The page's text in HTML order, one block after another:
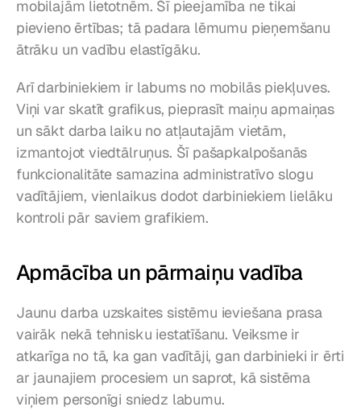
mobilajām lietotnēm. Šī pieejamība ne tikai
pievieno ērtības; tā padara lēmumu pieņemšanu
ātrāku un vadību elastīgāku.
Arī darbiniekiem ir labums no mobilās piekļuves.
Viņi var skatīt grafikus, pieprasīt maiņu apmaiņas
un sākt darba laiku no atļautajām vietām,
izmantojot viedtālruņus. Šī pašapkalpošanās
funkcionalitāte samazina administratīvo slogu
vadītājiem, vienlaikus dodot darbiniekiem lielāku
kontroli pār saviem grafikiem.
Apmācība un pārmaiņu vadība
Jaunu darba uzskaites sistēmu ieviešana prasa
vairāk nekā tehnisku iestatīšanu. Veiksme ir
atkarīga no tā, ka gan vadītāji, gan darbinieki ir ērti
ar jaunajiem procesiem un saprot, kā sistēma
viņiem personīgi sniedz labumu.